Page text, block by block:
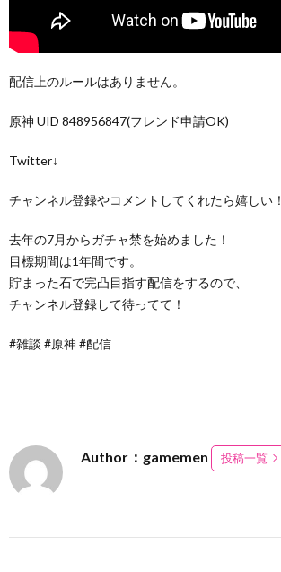
配信上のルールはありません。
原神 UID 848956847(フレンド申請OK)
Twitter↓
チャンネル登録やコメントしてくれたら嬉しい！
去年の7月からガチャ禁を始めました！
目標期間は1年間です。
貯まった石で完凸目指す配信をするので、
チャンネル登録して待ってて！
#雑談 #原神 #配信
Author：gamemen 投稿一覧